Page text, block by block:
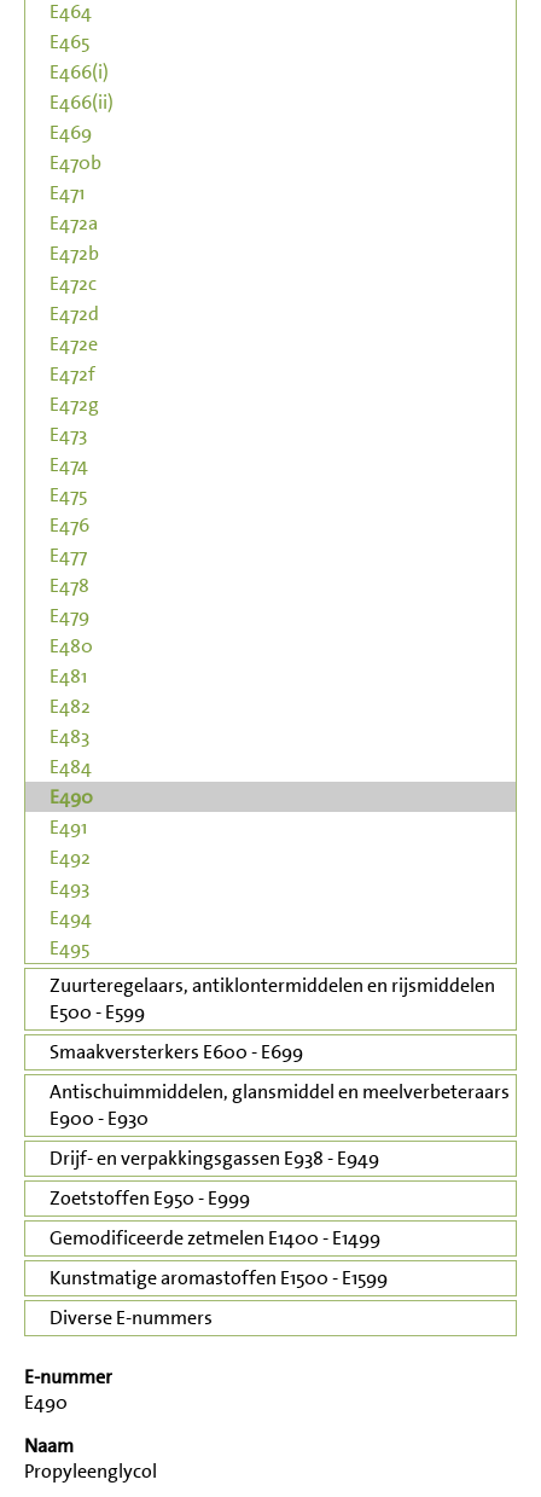
E464
E465
E466(i)
E466(ii)
E469
E470b
E471
E472a
E472b
E472c
E472d
E472e
E472f
E472g
E473
E474
E475
E476
E477
E478
E479
E480
E481
E482
E483
E484
E490
E491
E492
E493
E494
E495
Zuurteregelaars, antiklontermiddelen en rijsmiddelen
E500 - E599
Smaakversterkers E600 - E699
Antischuimmiddelen, glansmiddel en meelverbeteraars
E900 - E930
Drijf- en verpakkingsgassen E938 - E949
Zoetstoffen E950 - E999
Gemodificeerde zetmelen E1400 - E1499
Kunstmatige aromastoffen E1500 - E1599
Diverse E-nummers
E-nummer
E490
Naam
Propyleenglycol